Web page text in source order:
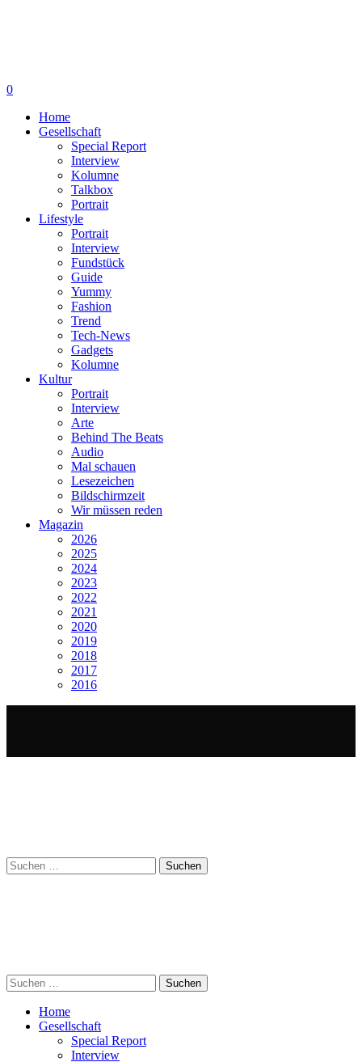
0
Home
Gesellschaft
Special Report
Interview
Kolumne
Talkbox
Portrait
Lifestyle
Portrait
Interview
Fundstück
Guide
Yummy
Fashion
Trend
Tech-News
Gadgets
Kolumne
Kultur
Portrait
Interview
Arte
Behind The Beats
Audio
Mal schauen
Lesezeichen
Bildschirmzeit
Wir müssen reden
Magazin
2026
2025
2024
2023
2022
2021
2020
2019
2018
2017
2016
Suchen
nach:
Suchen
nach:
Home
Gesellschaft
Special Report
Interview